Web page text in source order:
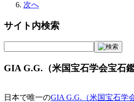
次へ
サイト内検索
GIA G.G.（米国宝石学会宝石鑑
日本で唯一のGIA G.G.（米国宝石学